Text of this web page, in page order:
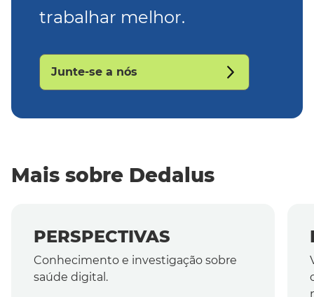
trabalhar melhor.
Junte-se a nós
Mais sobre Dedalus
PERSPECTIVAS
Conhecimento e investigação sobre
saúde digital.